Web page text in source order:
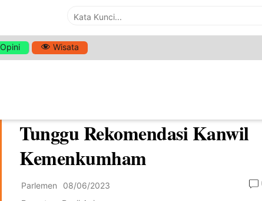
Opini Wisata
Home > Parlemen
Tunggu Rekomendasi Kanwil
Kemenkumham
Parlemen 08/06/2023